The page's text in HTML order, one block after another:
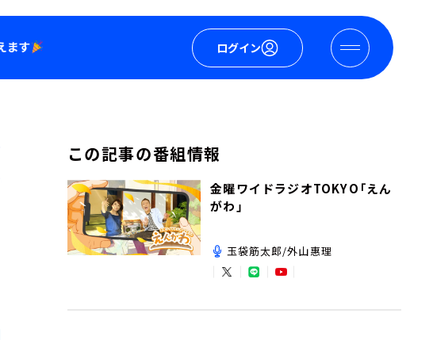
ログイン
この記事の番組情報
金曜ワイドラジオTOKYO「えん
がわ」
玉袋筋太郎/外山惠理